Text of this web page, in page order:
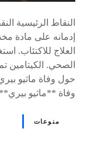
النقاط الرئيسية
إدمانه على مادة
العلاج للاكتئاب.
الصحي. الكيتامين
حول وفاة ماثيو
وفاة **ماثيو
منوعات